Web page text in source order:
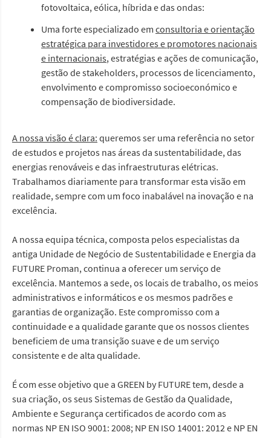
fotovoltaica, eólica, híbrida e das ondas:
Uma forte especializado em consultoria e orientação
estratégica para investidores e promotores nacionais
e internacionais, estratégias e ações de comunicação,
gestão de stakeholders, processos de licenciamento,
envolvimento e compromisso socioeconómico e
compensação de biodiversidade.
A nossa visão é clara: queremos ser uma referência no setor
de estudos e projetos nas áreas da sustentabilidade, das
energias renováveis e das infraestruturas elétricas.
Trabalhamos diariamente para transformar esta visão em
realidade, sempre com um foco inabalável na inovação e na
excelência.
A nossa equipa técnica, composta pelos especialistas da
antiga Unidade de Negócio de Sustentabilidade e Energia da
FUTURE Proman, continua a oferecer um serviço de
excelência. Mantemos a sede, os locais de trabalho, os meios
administrativos e informáticos e os mesmos padrões e
garantias de organização. Este compromisso com a
continuidade e a qualidade garante que os nossos clientes
beneficiem de uma transição suave e de um serviço
consistente e de alta qualidade.
É com esse objetivo que a GREEN by FUTURE tem, desde a
sua criação, os seus Sistemas de Gestão da Qualidade,
Ambiente e Segurança certificados de acordo com as
normas NP EN ISO 9001: 2008; NP EN ISO 14001: 2012 e NP EN